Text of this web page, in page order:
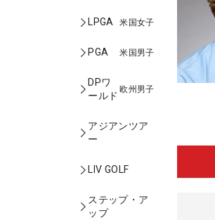
LPGA 米国女子
PGA 米国男子
DPワ
ールド
欧州男子
アジアンツア
ー
LIV GOLF
ステップ・ア
ップ